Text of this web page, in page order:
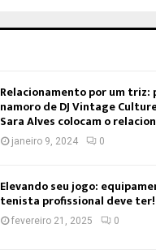
Relacionamento por um triz:
namoro de DJ Vintage
Sara Alves colocam o
janeiro 9, 2024 0
Elevando seu jogo:
tenista profissional deve ter!
fevereiro 21, 2025 0